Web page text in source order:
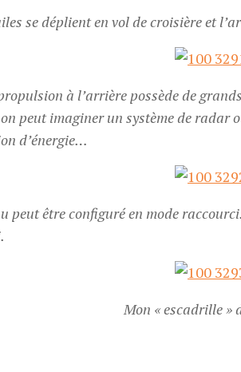
se déplient en vol de croisière et
à l’arrière possède de
peut imaginer un système de radar
d’énergie…
peut être configuré en mode
Mon « escadrille »